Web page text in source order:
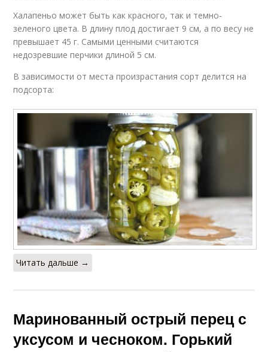
Халапеньо может быть как красного, так и темно-
зеленого цвета. В длину плод достигает 9 см, а по весу не
превышает 45 г. Самыми ценными считаются
недозревшие перчики длиной 5 см.
В зависимости от места произрастания сорт делится на
подсорта:
Читать дальше →
Маринованный острый перец с
уксусом и чесноком. Горький